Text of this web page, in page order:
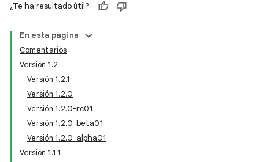
¿Te ha resultado útil?
En esta página
Comentarios
Versión 1.2
Versión 1.2.1
Versión 1.2.0
Versión 1.2.0-rc01
Versión 1.2.0-beta01
Versión 1.2.0-alpha01
Versión 1.1.1